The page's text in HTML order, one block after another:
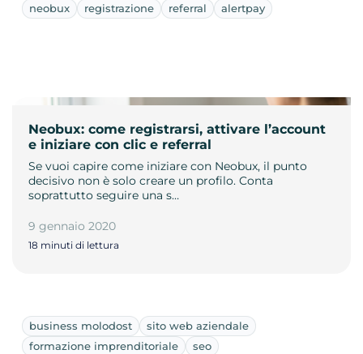
neobux registrazione referral alertpay
Neobux: come registrarsi, attivare l’account
e iniziare con clic e referral
Se vuoi capire come iniziare con Neobux, il punto
decisivo non è solo creare un profilo. Conta
soprattutto seguire una s…
9 gennaio 2020
18 minuti di lettura
business molodost
sito web aziendale
formazione imprenditoriale
seo